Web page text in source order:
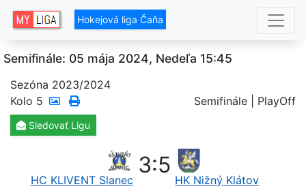
Hokejová liga Čaňa
Semifinále: 05 mája 2024, Nedeľa 15:45
Sezóna 2023/2024
Kolo 5 Semifinále | PlayOff
Sledovať Ligu
HC KLIVENT Slanec
3:5
HK Nižný Klátov